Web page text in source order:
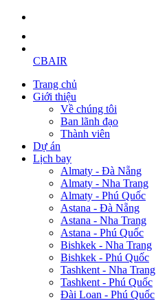
CBAIR
Trang chủ
Giới thiệu
Về chúng tôi
Ban lãnh đạo
Thành viên
Dự án
Lịch bay
Almaty - Đà Nẵng
Almaty - Nha Trang
Almaty - Phú Quốc
Astana - Đà Nẵng
Astana - Nha Trang
Astana - Phú Quốc
Bishkek - Nha Trang
Bishkek - Phú Quốc
Tashkent - Nha Trang
Tashkent - Phú Quốc
Đài Loan - Phú Quốc